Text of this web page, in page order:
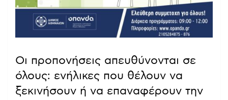
Οι προπονήσεις απευθύνονται σε
όλους: ενήλικες που θέλουν να
ξεκινήσουν ή να επαναφέρουν την